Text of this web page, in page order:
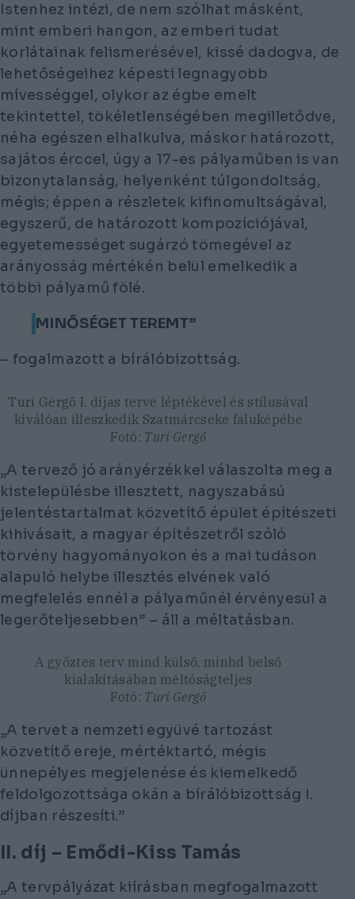
Istenhez intézi, de nem szólhat másként,
mint emberi hangon, az emberi tudat
korlátainak felismerésével, kissé dadogva, de
lehetőségeihez képesti legnagyobb
mívességgel, olykor az égbe emelt
tekintettel, tökéletlenségében megilletődve,
néha egészen elhalkulva, máskor határozott,
sajátos érccel, úgy a 17-es pályaműben is van
bizonytalanság, helyenként túlgondoltság,
mégis; éppen a részletek kifinomultságával,
egyszerű, de határozott kompozíciójával,
egyetemességet sugárzó tömegével az
arányosság mértékén belül emelkedik a
többi pályamű fölé.
MINŐSÉGET TEREMT”
– fogalmazott a bírálóbizottság.
Turi Gergő I. díjas terve léptékével és stílusával
kiválóan illeszkedik Szatmárcseke faluképébe
Fotó: Turi Gergő
„A tervező jó arányérzékkel válaszolta meg a
kistelepülésbe illesztett, nagyszabású
jelentéstartalmat közvetítő épület építészeti
kihívásait, a magyar építészetről szóló
törvény hagyományokon és a mai tudáson
alapuló helybe illesztés elvének való
megfelelés ennél a pályaműnél érvényesül a
legerőteljesebben” – áll a méltatásban.
A győztes terv mind külső, minhd belső
kialakításában méltóságteljes
Fotó: Turi Gergő
„A tervet a nemzeti együvé tartozást
közvetítő ereje, mértéktartó, mégis
ünnepélyes megjelenése és kiemelkedő
feldolgozottsága okán a bírálóbizottság I.
díjban részesíti.”
II. díj – Emődi-Kiss Tamás
„A tervpályázat kiírásban megfogalmazott